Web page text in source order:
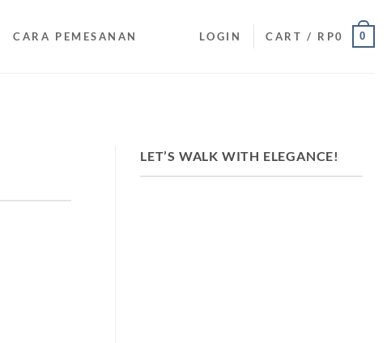
CARA PEMESANAN LOGIN CART / RP0 0
LET’S WALK WITH ELEGANCE!